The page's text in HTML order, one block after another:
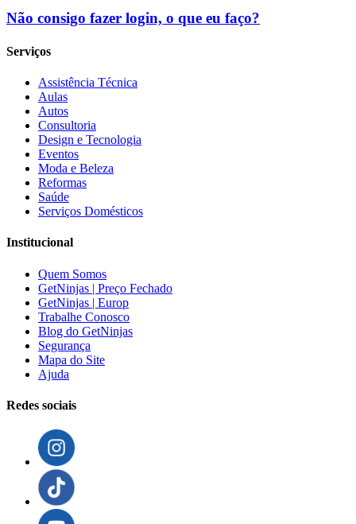
Não consigo fazer login, o que eu faço?
Serviços
Assistência Técnica
Aulas
Autos
Consultoria
Design e Tecnologia
Eventos
Moda e Beleza
Reformas
Saúde
Serviços Domésticos
Institucional
Quem Somos
GetNinjas | Preço Fechado
GetNinjas | Europ
Trabalhe Conosco
Blog do GetNinjas
Segurança
Mapa do Site
Ajuda
Redes sociais